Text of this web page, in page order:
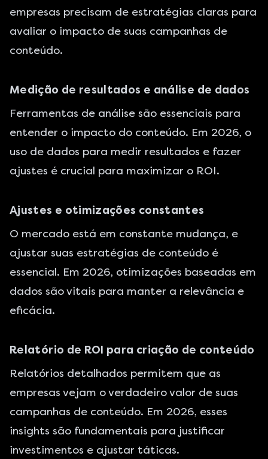
empresas precisam de estratégias claras para
avaliar o impacto de suas campanhas de
conteúdo.
Medição de resultados e análise de dados
Ferramentas de análise são essenciais para
entender o impacto do conteúdo. Em 2026, o
uso de dados para medir resultados e fazer
ajustes é crucial para maximizar o ROI.
Ajustes e otimizações constantes
O mercado está em constante mudança, e
ajustar suas estratégias de conteúdo é
essencial. Em 2026, otimizações baseadas em
dados são vitais para manter a relevância e
eficácia.
Relatório de ROI para criação de conteúdo
Relatórios detalhados permitem que as
empresas vejam o verdadeiro valor de suas
campanhas de conteúdo. Em 2026, esses
insights são fundamentais para justificar
investimentos e ajustar táticas.